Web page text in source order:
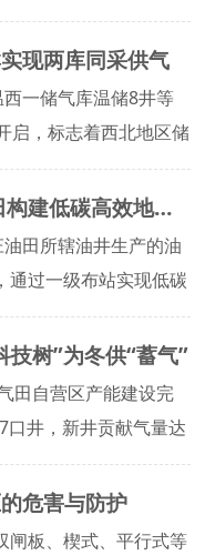
截至目前，这个油田今
比提高15%，成本下
现两库同采供气
一储气库温储8井等
启，标志着西北地区储
群正式开启第二轮采
降耗减排 大港油田构建低碳高效地面系统新模式
田所辖油井生产的油
通过一级布站实现低碳
技树”为冬供“蓄气”
田自营区产能建设完
井，新井贡献气量达
发质效双提，为今冬明
。危害与防护
闸板、楔式、平行式等